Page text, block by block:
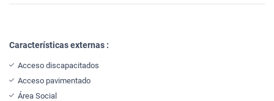
Características externas :
Acceso discapacitados
Acceso pavimentado
Área Social